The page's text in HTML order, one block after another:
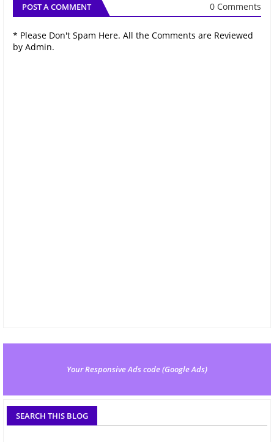
POST A COMMENT 0 Comments
* Please Don't Spam Here. All the Comments are Reviewed
by Admin.
Your Responsive Ads code (Google Ads)
SEARCH THIS BLOG